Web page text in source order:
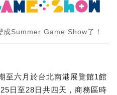
成Summer Game Show了！
至六月於台北南港展覽館1館
日至28日共四天，商務區時